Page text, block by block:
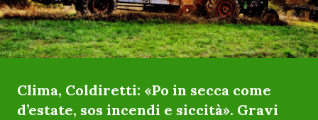
Clima, Coldiretti: «Po in secca come
d’estate, sos incendi e siccità». Gravi